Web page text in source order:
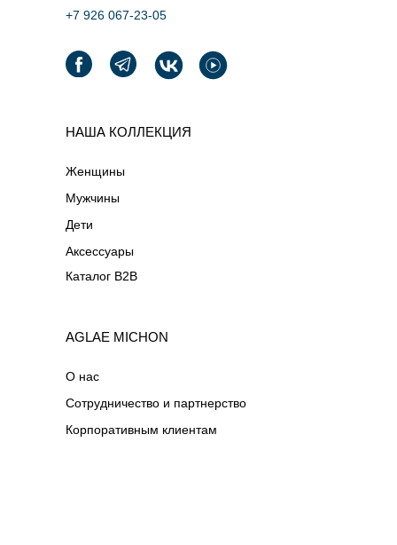
Женщины
О нас
НАША КОЛЛЕКЦИЯ
AGLAE MICHON
+7 926 067-23-05‬
Мужчины
Дети
Аксессуары
Сотрудничество и партнерство
Корпоративным клиентам
Каталог B2B